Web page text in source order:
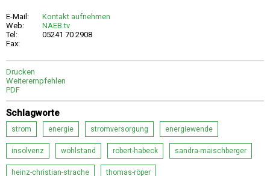
E-Mail:
Kontakt aufnehmen
Web:
NAEB.tv
Tel:
05241 70 2908
Fax:
Drucken
Weiterempfehlen
PDF
Schlagworte
strom energie stromversorgung energiewende
insolvenz wohlstand robert-habeck sandra-maischberger
heinz-christian-strache thomas-röper